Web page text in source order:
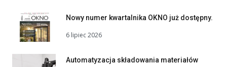
Nowy numer kwartalnika OKNO już dostępny.
6 lipiec 2026
Automatyzacja składowania materiałów